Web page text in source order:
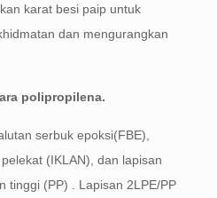
karat besi paip untuk
dan mengurangkan
polipropilena.
serbuk epoksi(FBE),
(IKLAN), dan lapisan
tinggi (PP) . Lapisan 2LPE/PP